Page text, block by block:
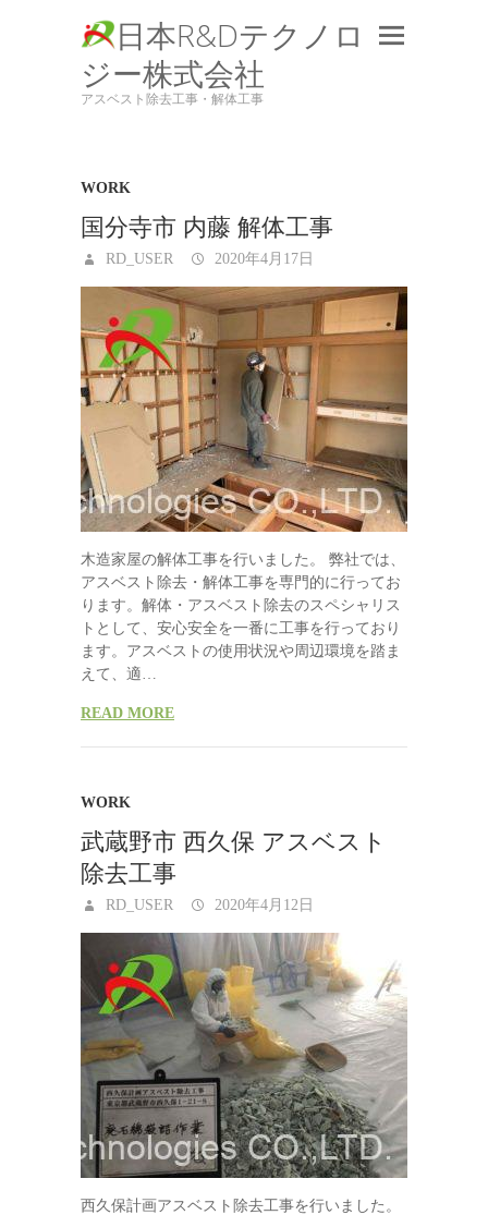
日本R&Dテクノロ
ジー株式会社
アスベスト除去工事・解体工事
WORK
国分寺市 内藤 解体工事
RD_USER 2020年4月17日
木造家屋の解体工事を行いました。 弊社では、
アスベスト除去・解体工事を専門的に行ってお
ります。解体・アスベスト除去のスペシャリス
トとして、安心安全を一番に工事を行っており
ます。アスベストの使用状況や周辺環境を踏ま
えて、適…
READ MORE
WORK
武蔵野市 西久保 アスベスト
除去工事
RD_USER 2020年4月12日
西久保計画アスベスト除去工事を行いました。